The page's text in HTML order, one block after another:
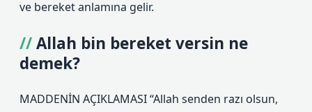
ve bereket anlamına gelir.
Allah bin bereket versin ne
demek?
MADDENİN AÇIKLAMASI “Allah senden razı olsun,